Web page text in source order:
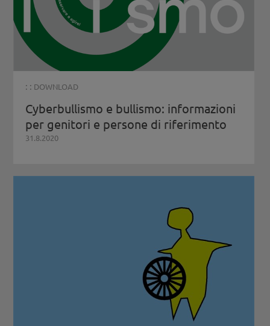
: : DOWNLOAD
Cyberbullismo e bullismo: informazioni
per genitori e persone di riferimento
31.8.2020